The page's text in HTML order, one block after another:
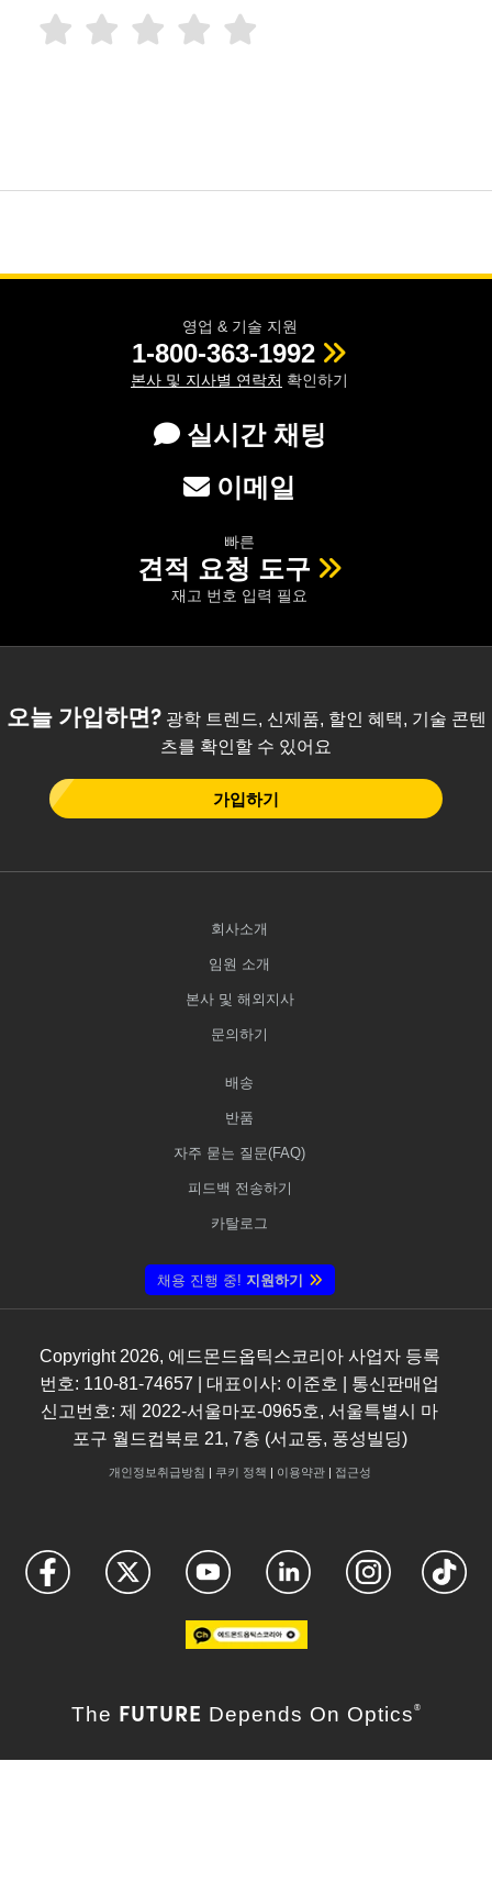
영업 & 기술 지원
1-800-363-1992
본사 및 지사별 연락처 확인하기
실시간 채팅
이메일
빠른
견적 요청 도구
재고 번호 입력 필요
오늘 가입하면?광학 트렌드, 신제품, 할인 혜택, 기술 콘텐
츠를 확인할 수 있어요
가입하기
회사소개
임원 소개
본사 및 해외지사
문의하기
배송
반품
자주 묻는 질문(FAQ)
피드백 전송하기
카탈로그
채용 진행 중! 지원하기
Copyright 2026, 에드몬드옵틱스코리아 사업자 등록
번호: 110-81-74657 | 대표이사: 이준호 | 통신판매업
신고번호: 제 2022-서울마포-0965호, 서울특별시 마
포구 월드컵북로 21, 7층 (서교동, 풍성빌딩)
개인정보취급방침 | 쿠키 정책 | 이용약관| 접근성
The FUTURE Depends On Optics ®